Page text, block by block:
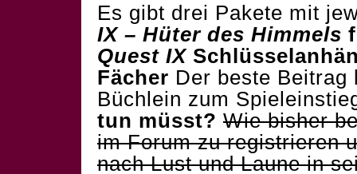
Es gibt drei Pakete mit
IX – Hüter des Himmels
Quest IX
Fächer Der beste Beitrag
Büchlein zum
tun müsst? Wie bisher
im Forum zu registrieren
nach Lust und Laune in